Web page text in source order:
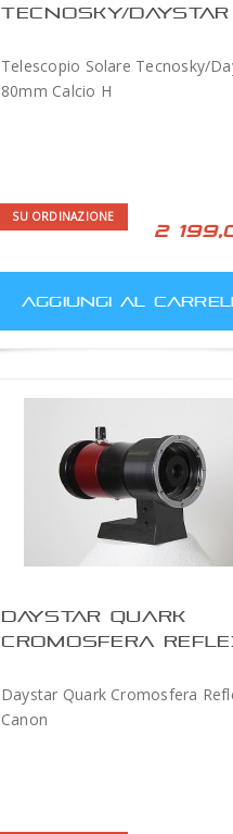
TECNOSKY/DAYSTAR
Telescopio Solare Tecnosky/
80mm Calcio H
SU ORDINAZIONE
2
AGGIUNGI AL
DAYSTAR QUARK
CROMOSFERA
Daystar Quark Cromosfera
Canon